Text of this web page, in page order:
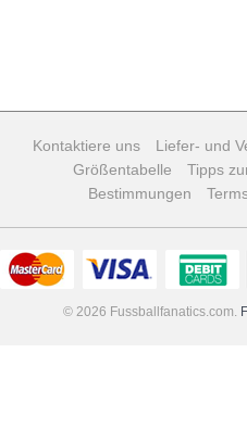
Kontaktiere uns Liefer- und
Größentabelle
Tipps
Bestimmungen
© 2026 Fussballfanatics.com.